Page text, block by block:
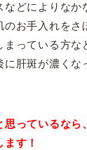
などによりなか
のお手入れをさ
まっている方な
肝斑が濃くな
思っているなら
す！